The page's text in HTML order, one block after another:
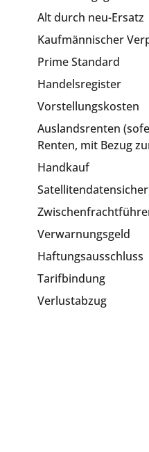
Alt durch neu-Ersatz
Kaufmännischer
Prime Standard
Handelsregister
Vorstellungskosten
Auslandsrenten
Renten, mit Bezug
Handkauf
Verwarnungsgeld
Haftungsausschluss
Tarifbindung
Verlustabzug